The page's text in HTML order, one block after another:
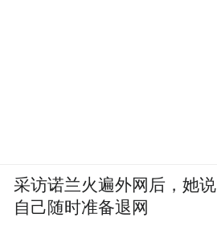
采访诺兰火遍外网后，她说
自己随时准备退网